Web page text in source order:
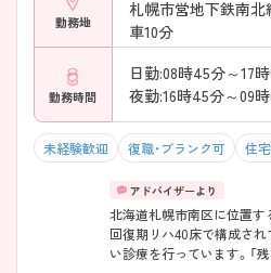
勤務地
札幌市営地下鉄南北
車10分
勤務時間
日勤:08時45分～17時
夜勤:16時45分～09時
未経験歓迎 復職・ブランク可 住
北海道札幌市南区に位置す
回復期リハ40床で構成さ
い診療を行っています。「